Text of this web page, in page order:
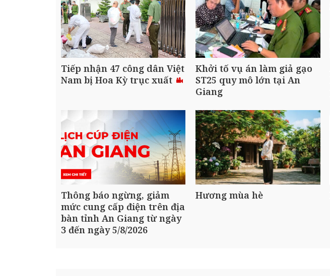
Tiếp nhận 47 công dân Việt
Nam bị Hoa Kỳ trục xuất
Khởi tố vụ án làm giả gạo
ST25 quy mô lớn tại An
Giang
Thông báo ngừng, giảm
mức cung cấp điện trên địa
bàn tỉnh An Giang từ ngày
3 đến ngày 5/8/2026
Hương mùa hè